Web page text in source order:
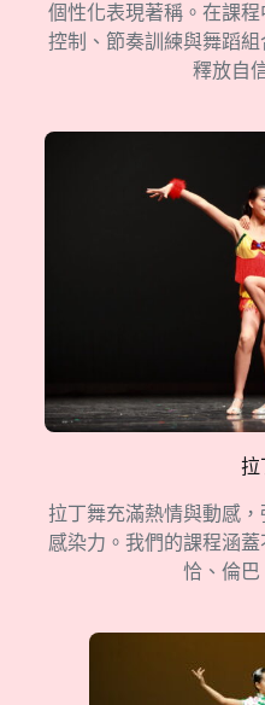
個性化表現著稱。在課
控制、節奏訓練與舞蹈
釋放自
拉
拉丁舞充滿熱情與動感
感染力。我們的課程涵
恰、倫巴